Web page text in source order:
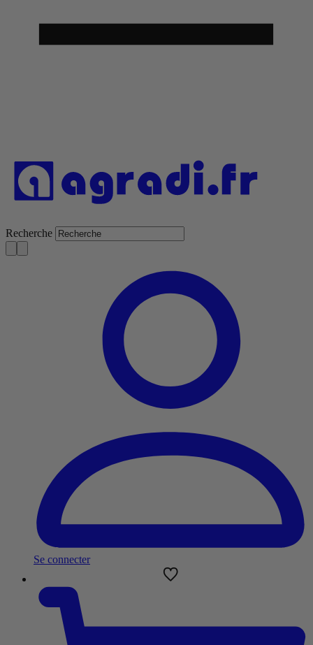
Recherche
Se connecter